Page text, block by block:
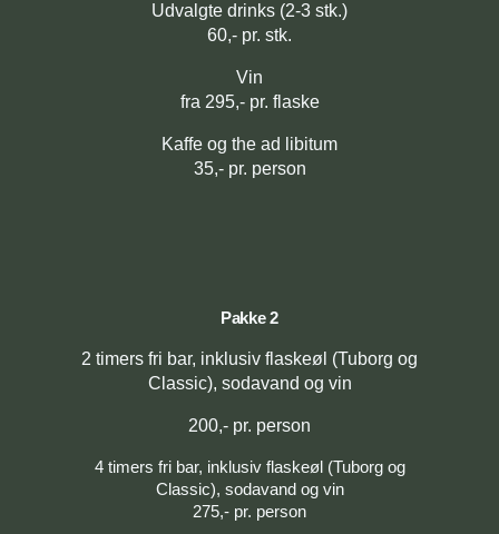
Udvalgte drinks (2-3 stk.)
60,- pr. stk.
Vin
fra 295,- pr. flaske
Kaffe og the ad libitum
35,- pr. person
Pakke 2
2 timers fri bar, inklusiv flaskeøl (Tuborg og
Classic), sodavand og vin
200,- pr. person
4 timers fri bar, inklusiv flaskeøl (Tuborg og
Classic), sodavand og vin
275,- pr. person